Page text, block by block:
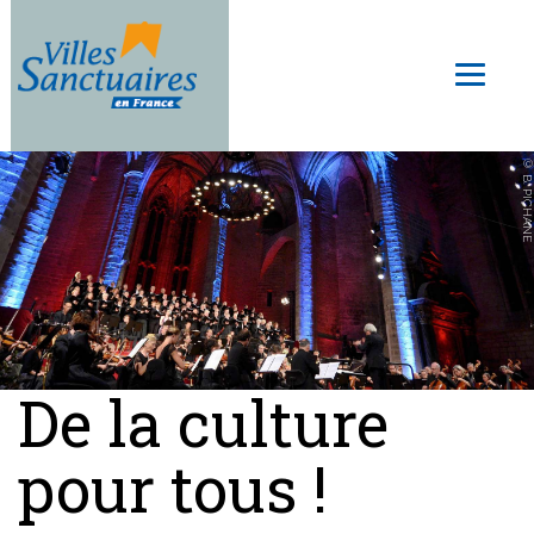
contenu
De la culture
pour tous !
© B. PICHANE